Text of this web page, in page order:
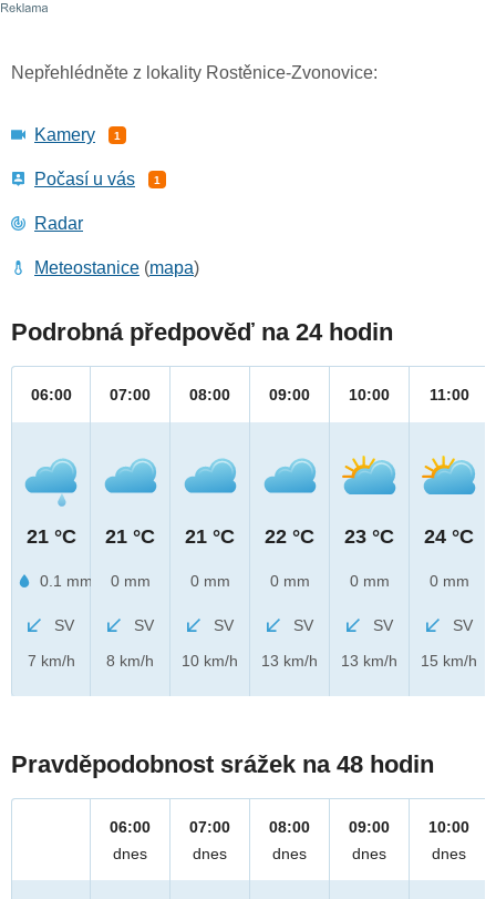
Nepřehlédněte z lokality Rostěnice-Zvonovice:
Kamery 1
Počasí u vás 1
Radar
Meteostanice (mapa)
Podrobná předpověď na 24 hodin
06:00
21 °C
0.1 mm
SV
7 km/h
07:00
21 °C
0 mm
SV
8 km/h
08:00
21 °C
0 mm
SV
10 km/h
09:00
22 °C
0 mm
SV
13 km/h
10:00
23 °C
0 mm
SV
13 km/h
11:00
24 °C
0 mm
SV
15 km/h
Pravděpodobnost srážek na 48 hodin
06:00
dnes
07:00
dnes
08:00
dnes
09:00
dnes
10:00
dnes